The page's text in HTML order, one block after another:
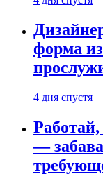
форма
4 дня спустя
—